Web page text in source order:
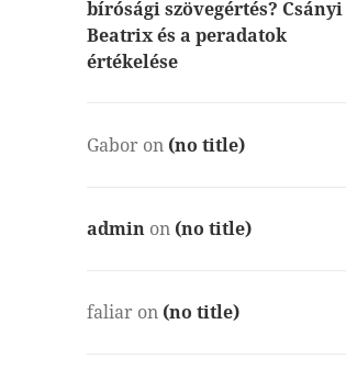
bírósági szövegértés? Csányi
Beatrix és a peradatok
értékelése
Gabor on (no title)
admin on (no title)
faliar on (no title)